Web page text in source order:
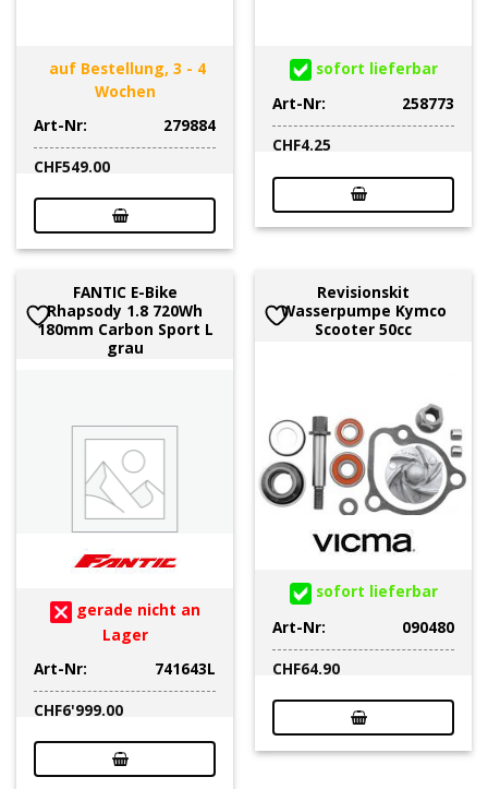
auf Bestellung, 3 - 4
Wochen
Art-Nr:
279884
CHF549.00
sofort lieferbar
Art-Nr:
258773
CHF4.25
FANTIC E-Bike
Rhapsody 1.8 720Wh
180mm Carbon Sport L
grau
gerade nicht an
Lager
Art-Nr:
741643L
CHF6'999.00
Revisionskit
Wasserpumpe Kymco
Scooter 50cc
sofort lieferbar
Art-Nr:
090480
CHF64.90